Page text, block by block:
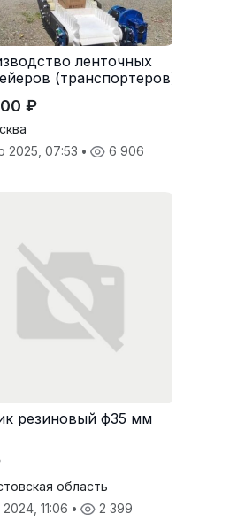
ленточных
(транспортеров)
₽
2025, 07:53 • 6 906
резиновый ф35 мм
область
2024, 11:06 • 2 399